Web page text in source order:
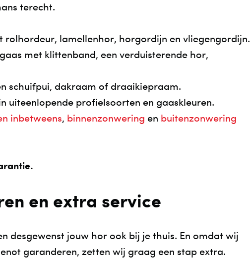
terecht.
rolhordeur, lamellenhor, horgordijn en vliegengordijn.
met klittenband, een verduisterende hor,
schuifpui, dakraam of draaikiepraam.
uiteenlopende profielsoorten en gaaskleuren.
inbetweens, binnenzonwering en buitenzonwering
en extra service
desgewenst jouw hor ook bij je thuis. En omdat wij
garanderen, zetten wij graag een stap extra.